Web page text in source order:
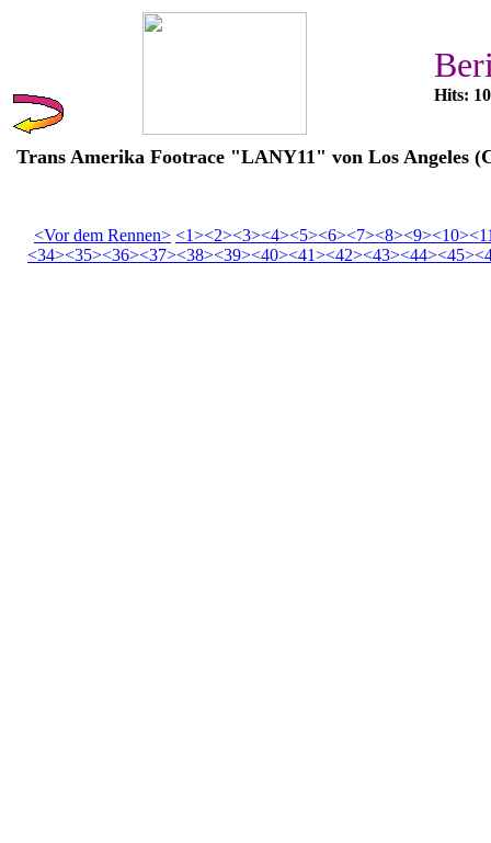
Hits:
Trans Amerika Footrace "LANY11" von Los Angeles
<Vor dem Rennen> <1><2><3><4><5><6><7><8><9><10>
<34><35><36><37><38><39><40><41><42><43><44><45>